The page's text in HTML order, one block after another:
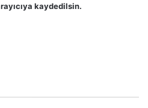
kaydedilsin.